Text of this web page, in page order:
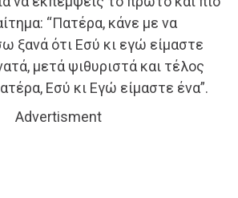
“Πατέρα, κάνε με να
ξανά ότι Εσύ κι εγώ είμαστε
μετά ψιθυριστά και τέλος
Εσύ κι Εγώ είμαστε ένα”.
Advertisment